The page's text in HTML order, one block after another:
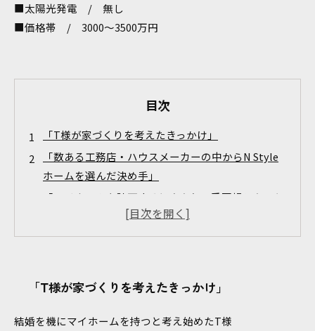
■太陽光発電 / 無し
■価格帯 / 3000～3500万円
目次
「T様が家づくりを考えたきっかけ」
「数ある工務店・ハウスメーカーの中からN Style
ホームを選んだ決め手」
「マイホームを計画するにあたり、重要視したこと
「実際にマイホームに住んでみて」の感想は？
今後家づくりを考える皆様にＴ様からのアドバイス
「T様が家づくりを考えたきっかけ」
結婚を機にマイホームを持つと考え始めたT様